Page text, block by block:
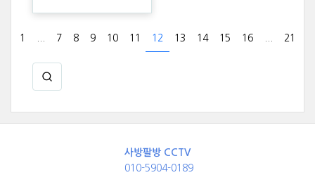
1 7 8 9 10 11 12 13 14 15 16 21
사방팔방 CCTV
010-5904-0189